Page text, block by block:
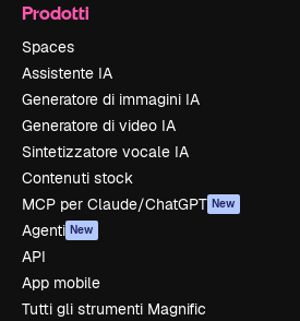
Prodotti
Spaces
Assistente IA
Generatore di immagini IA
Generatore di video IA
Sintetizzatore vocale IA
Contenuti stock
MCP per Claude/ChatGPT New
Agenti New
API
App mobile
Tutti gli strumenti Magnific